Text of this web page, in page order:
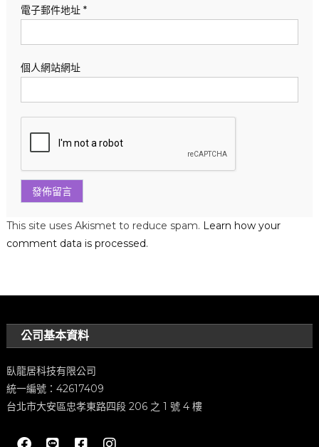
電子郵件地址 *
個人網站網址
This site uses Akismet to reduce spam. Learn how your
comment data is processed.
公司基本資料
臥龍居科技有限公司
統一編號：42617409
台北市大安區忠孝東路四段 206 之 1 號 4 樓